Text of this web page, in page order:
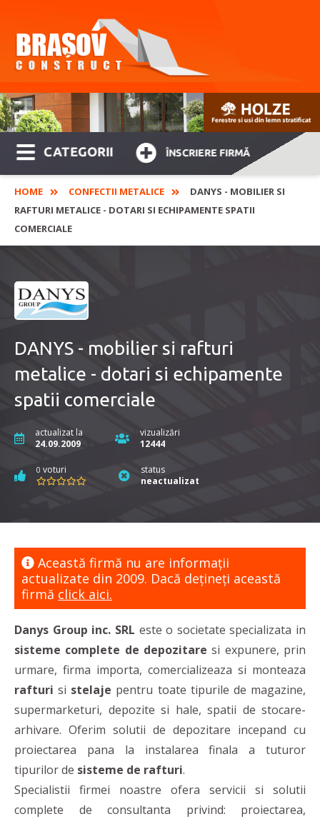
CATEGORII ÎNSCRIERE FIRMĂ
HOME CONFECTII METALICE
DANYS - MOBILIER SI
RAFTURI METALICE - DOTARI SI ECHIPAMENTE SPATII
COMERCIALE
DANYS - mobilier si rafturi
metalice - dotari si echipamente
spatii comerciale
actualizat la
24.09.2009
vizualizări
12444
0 voturi
status
neactualizat
Această firmă nu are informaţii
actualizate din 2009. Dacă dețineți această
firmă click aici.
Danys Group inc. SRL este o societate specializata in
sisteme complete de depozitare si expunere, prin
urmare, firma importa, comercializeaza si monteaza
rafturi si stelaje pentru toate tipurile de magazine,
supermarketuri, depozite si hale, spatii de stocare-
arhivare. Oferim solutii de depozitare incepand cu
proiectarea pana la instalarea finala a tuturor
tipurilor de sisteme de rafturi.
Specialistii firmei noastre ofera servicii si solutii
complete de consultanta privind: proiectarea,